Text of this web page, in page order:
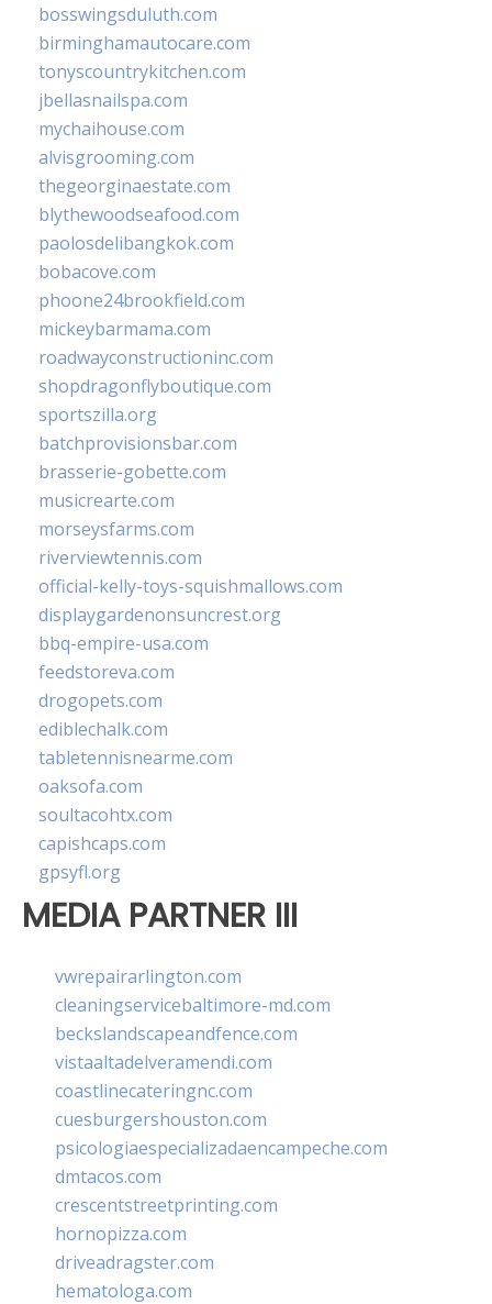
bosswingsduluth.com
birminghamautocare.com
tonyscountrykitchen.com
jbellasnailspa.com
mychaihouse.com
alvisgrooming.com
thegeorginaestate.com
blythewoodseafood.com
paolosdelibangkok.com
bobacove.com
phoone24brookfield.com
mickeybarmama.com
roadwayconstructioninc.com
shopdragonflyboutique.com
sportszilla.org
batchprovisionsbar.com
brasserie-gobette.com
musicrearte.com
morseysfarms.com
riverviewtennis.com
official-kelly-toys-squishmallows.com
displaygardenonsuncrest.org
bbq-empire-usa.com
feedstoreva.com
drogopets.com
ediblechalk.com
tabletennisnearme.com
oaksofa.com
soultacohtx.com
capishcaps.com
gpsyfl.org
MEDIA PARTNER III
vwrepairarlington.com
cleaningservicebaltimore-md.com
beckslandscapeandfence.com
vistaaltadelveramendi.com
coastlinecateringnc.com
cuesburgershouston.com
psicologiaespecializadaencampeche.com
dmtacos.com
crescentstreetprinting.com
hornopizza.com
driveadragster.com
hematologa.com